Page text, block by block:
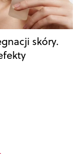
skóry.